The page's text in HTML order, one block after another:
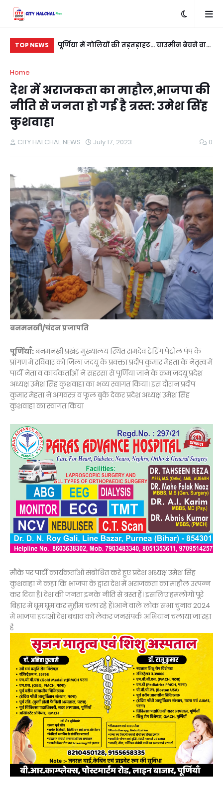
TOP NEWS
पूर्णिया में गोलियों की तड़तड़ाहट... चाउमीन बेचने वाले
रात में खरीदी खुशी, सुबह गायब मिले चक्के... स्मेकर ने
Home
देश में अराजकता का माहौल,भाजपा की
नीति से जनता हो गई है त्रस्त: उमेश सिंह
कुशवाहा
CITY HALCHAL NEWS July 17, 2023 0
बनमनखी/चंदन प्रजापति
पूर्णियाँ:बनमनखी प्रखंड मुख्यालय स्थित रामदेव ट्रेडिंग पेट्रोल पंप के
प्रांगण में रविवार को जिला जदयू के प्रवक्ता प्रदीप कुमार मेहता के नेतृत्व में
पार्टी नेता व कार्यकर्ताओं ने सहरसा से पूर्णिया जाने के क्रम जदयू प्रदेश
अध्यक्ष उमेश सिंह कुशवाहा का भव्य स्वागत किया। इस दौरान प्रदीप
कुमार मेहता ने अंगवस्त्र व फूल बुके देकर प्रदेश अध्यक्ष उमेश सिंह
कुशवाहा का स्वागत किया
मौके पर पार्टी कार्यकर्ताओं संबोधित करे हुए प्रदेश अध्यक्ष उमेश सिंह
कुशवाहा ने कहा कि भाजपा के द्वारा देश में अराजकता का माहौल उत्पन्न
कर दिया है। देश की जनता इनके नीति से त्रस्त हैं। इसलिए हमलोगो पूरे
बिहार में धूम घूम कर मुहीम चला रहे हैं।आने वाले लोक सभा चुनाव 2024
में भाजपा हटाओ देश बचाव को लेकर जनसंपर्क अभियान चलाया जा रहा
है